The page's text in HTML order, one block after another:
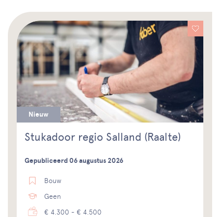
Nieuw
Stukadoor regio Salland (Raalte)
Gepubliceerd 06 augustus 2026
Bouw
Geen
€ 4.300 - € 4.500